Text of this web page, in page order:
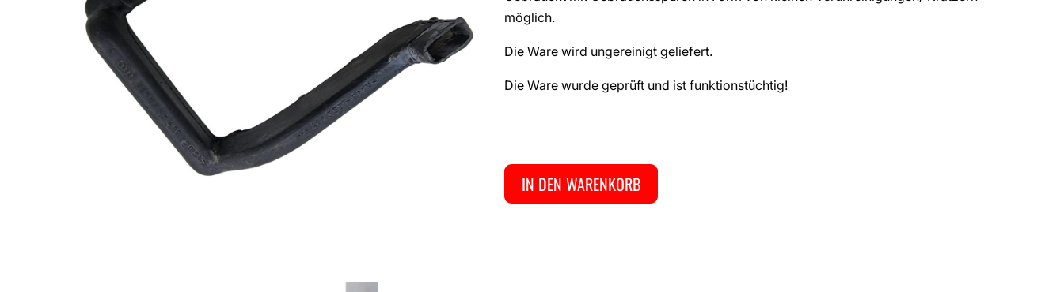
möglich.
Die Ware wird ungereinigt geliefert.
Die Ware wurde geprüft und ist funktionstüchtig!
IN DEN WARENKORB